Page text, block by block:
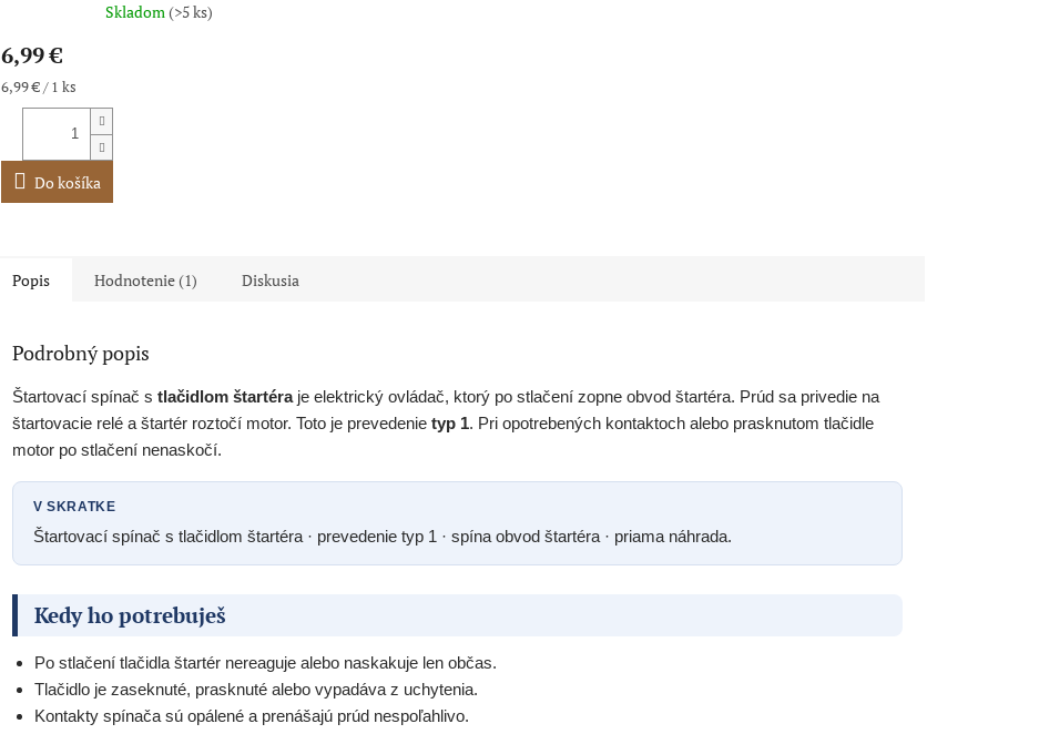
produktu
je
5,0
hviezdičiek.
Skladom(>5 ks)
6,99 €
Jednotková
cena:
6,99 € / 1 ks
Do košíka
Popis Hodnotenie (1) Diskusia
Podrobný popis
Štartovací spínač s tlačidlom štartéraje elektrický ovládač, ktorý po stlačení zopne obvod štartéra. Prúd sa privedie na
štartovacie relé a štartér roztočí motor. Toto je prevedenie typ 1. Pri opotrebených kontaktoch alebo prasknutom tlačidle
motor po stlačení nenaskočí.
V SKRATKE
Štartovací spínač s tlačidlom štartéra · prevedenie typ 1 · spína obvod štartéra · priama náhrada.
Kedy ho potrebuješ
Po stlačení tlačidla štartér nereaguje alebo naskakuje len občas.
Tlačidlo je zaseknuté, prasknuté alebo vypadáva z uchytenia.
Kontakty spínača sú opálené a prenášajú prúd nespoľahlivo.